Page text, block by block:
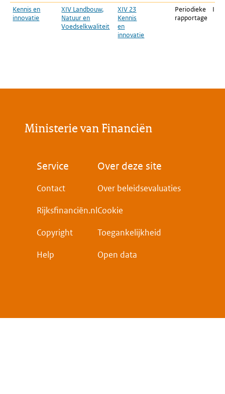
Kennis en
innovatie
XIV Landbouw,
Natuur en
Voedselkwaliteit
XIV 23
Kennis
en
innovatie
Periodieke
rapportage
In
Ministerie van Financiën
Voet
Service
Contact
Rijksfinanciën.nl
Copyright
Help
Over deze site
Over beleidsevaluaties
Cookie
Toegankelijkheid
Open data